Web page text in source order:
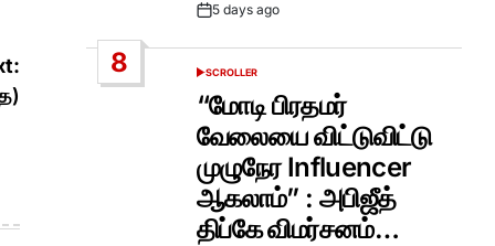
Post5 days ago
8
POSTED
SCROLLER
“மோடி பிரதமர்
வேலையை விட்டுவிட்டு
முழுநேர Influencer
ஆகலாம்” : அபிஜீத்
திப்கே விமர்சனம்…